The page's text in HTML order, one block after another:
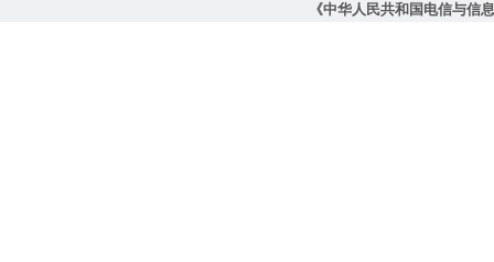
《中华人民共和国电信与信